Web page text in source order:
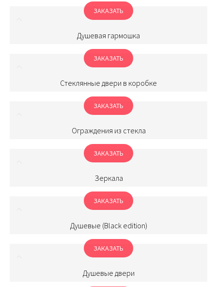
Душевая гармошка
ЗАКАЗАТЬ
Стеклянные двери в коробке
ЗАКАЗАТЬ
Ограждения из стекла
ЗАКАЗАТЬ
Зеркала
ЗАКАЗАТЬ
Душевые (Black edition)
ЗАКАЗАТЬ
Душевые двери
ЗАКАЗАТЬ